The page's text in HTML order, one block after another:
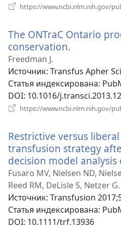
https://www.ncbi.nlm.nih.gov/
The ONTraC Ontario
conservation.
новом
окне)
Freedman J.
Источник‎: Transfus Apher
Статья индексирована‎:
DOI‎: 10.1016/
https://www.ncbi.nlm.nih.gov/
Restrictive versus
transfusion strategy
decision model
Fusaro MV, Nielsen ND,
Reed RM, DeLisle S, Netzer G.
Источник‎: Transfusion
Статья индексирована‎:
DOI‎: 10.1111/trf.13936